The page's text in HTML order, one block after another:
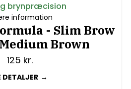
brynpræcision
- Slim Brow
Brown
125 kr.
DETALJER
information